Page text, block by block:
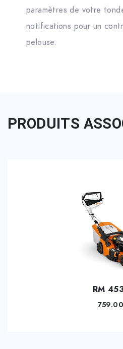
paramètres de votre
notifications pour un
pelouse.
PRODUITS
RM
759.00